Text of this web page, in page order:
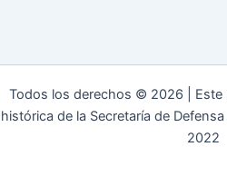
Todos los derechos © 2026 | Este
histórica de la Secretaría de
2022